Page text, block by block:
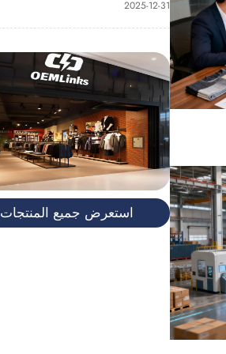
2025-12-31
استعرض جميع المنتجات